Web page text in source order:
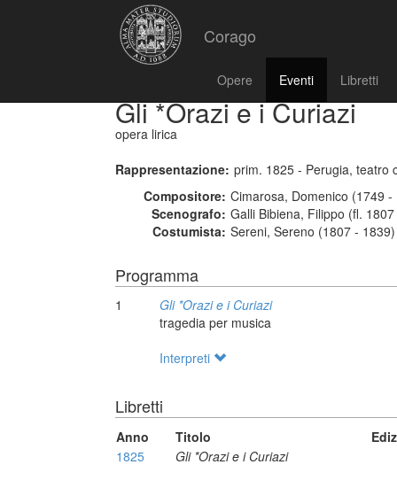
Corago
Opere Eventi Libretti
Gli *Orazi e i Curiazi
opera lirica
Rappresentazione: prim. 1825 - Perugia, teatro
Compositore: Cimarosa, Domenico (1749
Scenografo: Galli Bibiena, Filippo (fl.
Costumista: Sereni, Sereno (1807 - 1839)
Programma
1
Gli *Orazi e i Curiazi
tragedia per musica
Interpreti
Libretti
Anno Titolo
1825
Gli *Orazi e i Curiazi